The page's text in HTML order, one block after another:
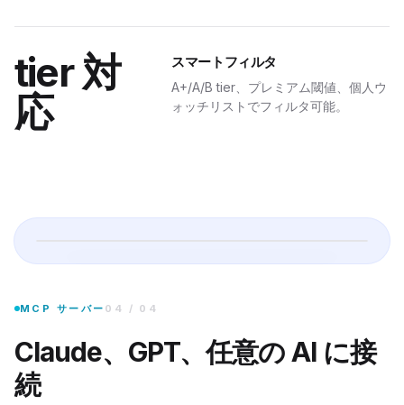
tier 対
応
スマートフィルタ
A+/A/B tier、プレミアム閾値、個人ウ
ォッチリストでフィルタ可能。
勝率 70% 以上の A+ シグナルを表
MCP サーバー 04 / 04
Claude、GPT、任意の AI に接
続
内蔵 MCP サーバーがシグナル、パフォーマンス、ウォッチリストを